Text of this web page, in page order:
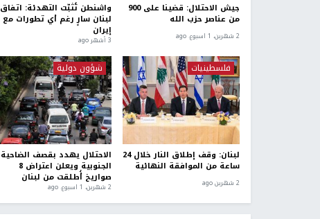
جيش الاحتلال: قضينا على 900
من عناصر حزب الله
2 شهرين، 1 اسبوع. ago
واشنطن تُثبّت التهدئة: اتفاق
لبنان سارٍ رغم أي تطورات مع
إيران
3 أشهر ago
فلسطينيات
لبنان: وقف إطلاق النار خلال 24
ساعة من الموافقة النهائية
2 شهرين ago
شؤون دولية
الاحتلال يهدد بقصف الضاحية
الجنوبية ويعلن اعتراض 8
صواريخ أُطلقت من لبنان
2 شهرين، 1 اسبوع. ago